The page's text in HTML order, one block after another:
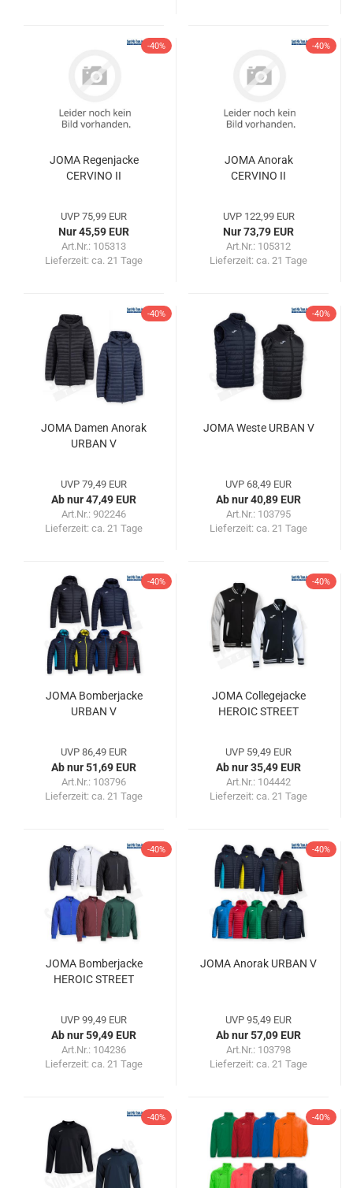
-40%
JOMA Regenjacke
CERVINO II
UVP 75,99 EUR
Nur 45,59 EUR
Art.Nr.: 105313
Lieferzeit: ca. 21 Tage
-40%
JOMA Anorak
CERVINO II
UVP 122,99 EUR
Nur 73,79 EUR
Art.Nr.: 105312
Lieferzeit: ca. 21 Tage
-40%
JOMA Damen Anorak
URBAN V
UVP 79,49 EUR
Ab nur 47,49 EUR
Art.Nr.: 902246
Lieferzeit: ca. 21 Tage
-40%
JOMA Weste URBAN V
UVP 68,49 EUR
Ab nur 40,89 EUR
Art.Nr.: 103795
Lieferzeit: ca. 21 Tage
-40%
JOMA Bomberjacke
URBAN V
UVP 86,49 EUR
Ab nur 51,69 EUR
Art.Nr.: 103796
Lieferzeit: ca. 21 Tage
-40%
JOMA Collegejacke
HEROIC STREET
UVP 59,49 EUR
Ab nur 35,49 EUR
Art.Nr.: 104442
Lieferzeit: ca. 21 Tage
-40%
JOMA Bomberjacke
HEROIC STREET
UVP 99,49 EUR
Ab nur 59,49 EUR
Art.Nr.: 104236
Lieferzeit: ca. 21 Tage
-40%
JOMA Anorak URBAN V
UVP 95,49 EUR
Ab nur 57,09 EUR
Art.Nr.: 103798
Lieferzeit: ca. 21 Tage
-40% -40%